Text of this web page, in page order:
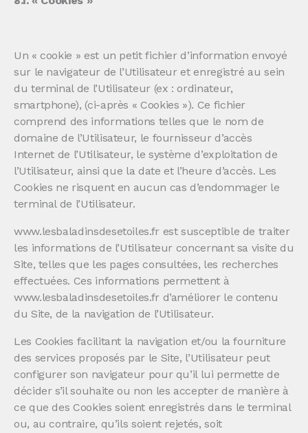
Un « cookie » est un petit fichier d’information envoyé
sur le navigateur de l’Utilisateur et enregistré au sein
du terminal de l’Utilisateur (ex : ordinateur,
smartphone), (ci-après « Cookies »). Ce fichier
comprend des informations telles que le nom de
domaine de l’Utilisateur, le fournisseur d’accès
Internet de l’Utilisateur, le système d’exploitation de
l’Utilisateur, ainsi que la date et l’heure d’accès. Les
Cookies ne risquent en aucun cas d’endommager le
terminal de l’Utilisateur.
www.lesbaladinsdesetoiles.fr est susceptible de traiter
les informations de l’Utilisateur concernant sa visite du
Site, telles que les pages consultées, les recherches
effectuées. Ces informations permettent à
www.lesbaladinsdesetoiles.fr d’améliorer le contenu
du Site, de la navigation de l’Utilisateur.
Les Cookies facilitant la navigation et/ou la fourniture
des services proposés par le Site, l’Utilisateur peut
configurer son navigateur pour qu’il lui permette de
décider s’il souhaite ou non les accepter de manière à
ce que des Cookies soient enregistrés dans le terminal
ou, au contraire, qu’ils soient rejetés, soit